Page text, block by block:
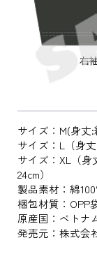
サイズ：M(身丈
サイズ：L（身
サイズ：XL（身
24cm）
製品素材：綿
梱包材質：OPP
原産国：ベトナ
発売元：株式会